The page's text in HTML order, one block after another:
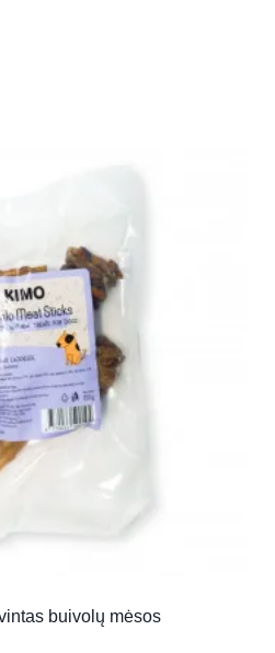
buivolų mėsos